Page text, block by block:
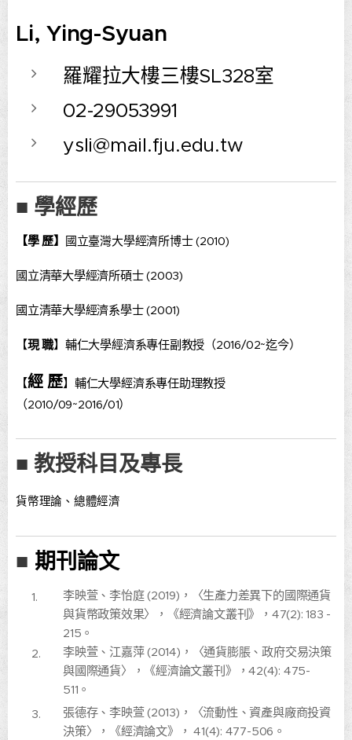
Li, Ying-Syuan
羅耀拉大樓三樓SL328室
02-29053991
ysli@mail.fju.edu.tw
■ 學經歷
【學 歷】 國立臺灣大學經濟所博士 (2010)
國立清華大學經濟所碩士 (2003)
國立清華大學經濟系學士 (2001)
【現 職】輔仁大學經濟系專任副教授（2016/02~迄今）
【經 歷】 輔仁大學經濟系專任助理教授
（2010/09~2016/01）
■ 教授科目及專長
貨幣理論、總體經濟
■ 期刊論文
李映萱、李怡庭 (2019)，〈生產力差異下的國際通貨
與貨幣政策效果〉，《經濟論文叢刊》，47(2): 183 -
215。
李映萱、江嘉萍 (2014)，〈通貨膨脹、政府交易決策
與國際通貨〉，《經濟論文叢刊》，42(4): 475-
511。
張德存、李映萱 (2013)，〈流動性、資產與廠商投資
決策〉，《經濟論文》， 41(4): 477-506。